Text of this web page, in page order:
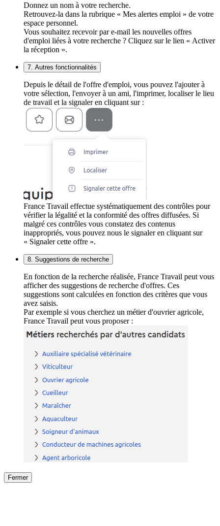
Donnez un nom à votre recherche.
Retrouvez-la dans la rubrique « Mes alertes emploi » de votre
espace personnel.
Vous souhaitez recevoir par e-mail les nouvelles offres
d'emploi liées à votre recherche ? Cliquez sur le lien « Activer
la réception ».
7. Autres fonctionnalités
Depuis le détail de l'offre d'emploi, vous pouvez l'ajouter à
votre sélection, l'envoyer à un ami, l'imprimer, localiser le lieu
de travail et la signaler en cliquant sur :
France Travail effectue systématiquement des contrôles pour
vérifier la légalité et la conformité des offres diffusées. Si
malgré ces contrôles vous constatez des contenus
inappropriés, vous pouvez nous le signaler en cliquant sur
« Signaler cette offre ».
8. Suggestions de recherche
En fonction de la recherche réalisée, France Travail peut vous
afficher des suggestions de recherche d'offres. Ces
suggestions sont calculées en fonction des critères que vous
avez saisis.
Par exemple si vous cherchez un métier d'ouvrier agricole,
France Travail peut vous proposer :
Fermer